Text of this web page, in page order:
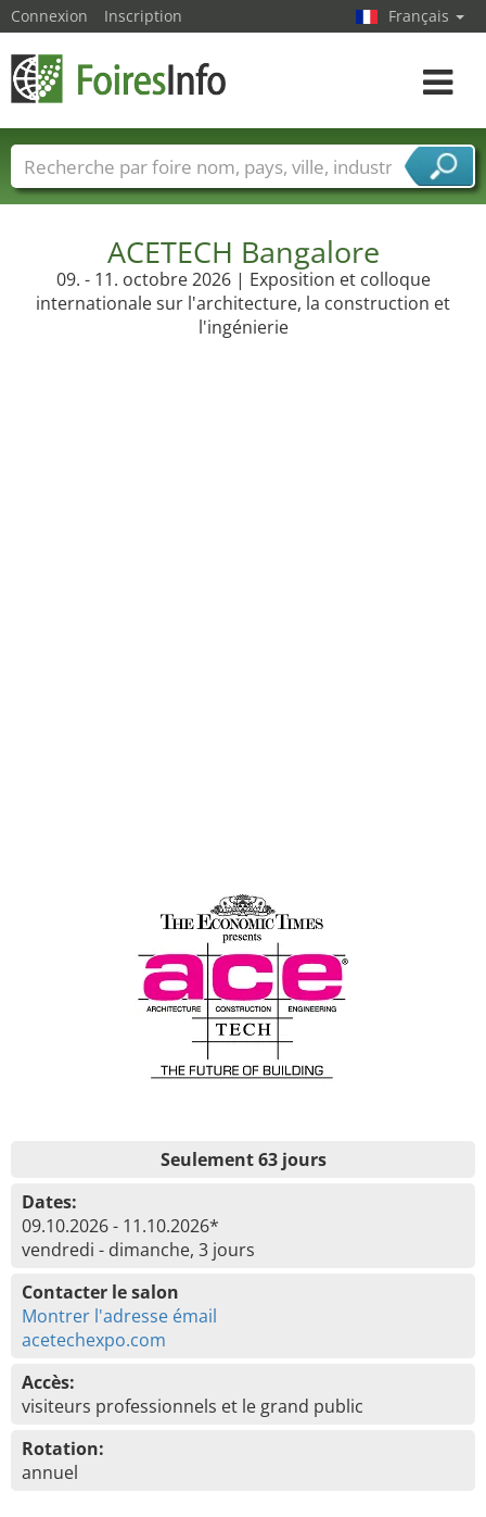
ACETECH Bangalore
09. - 11. octobre 2026 | Exposition et colloque
internationale sur l'architecture, la construction et
l'ingénierie
Seulement 63 jours
Dates:
09.10.2026 - 11.10.2026*
vendredi - dimanche, 3 jours
Contacter le salon
Montrer l'adresse émail
acetechexpo.com
Accès:
visiteurs professionnels et le grand public
Rotation:
annuel
Connexion Inscription Français
Toggle
Foire noms Pays Villes
Secteurs de foire